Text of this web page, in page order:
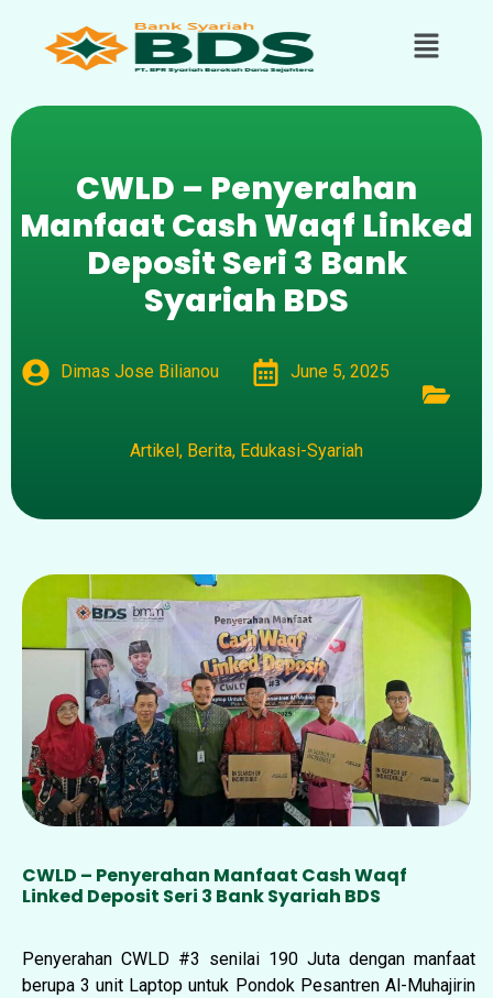
CWLD – Penyerahan
Manfaat Cash Waqf Linked
Deposit Seri 3 Bank
Syariah BDS
Dimas Jose Bilianou June 5, 2025
Artikel, Berita, Edukasi-Syariah
CWLD – Penyerahan Manfaat Cash Waqf
Linked Deposit Seri 3 Bank Syariah BDS
Penyerahan CWLD #3 senilai 190 Juta dengan manfaat
berupa 3 unit Laptop untuk Pondok Pesantren Al-Muhajirin